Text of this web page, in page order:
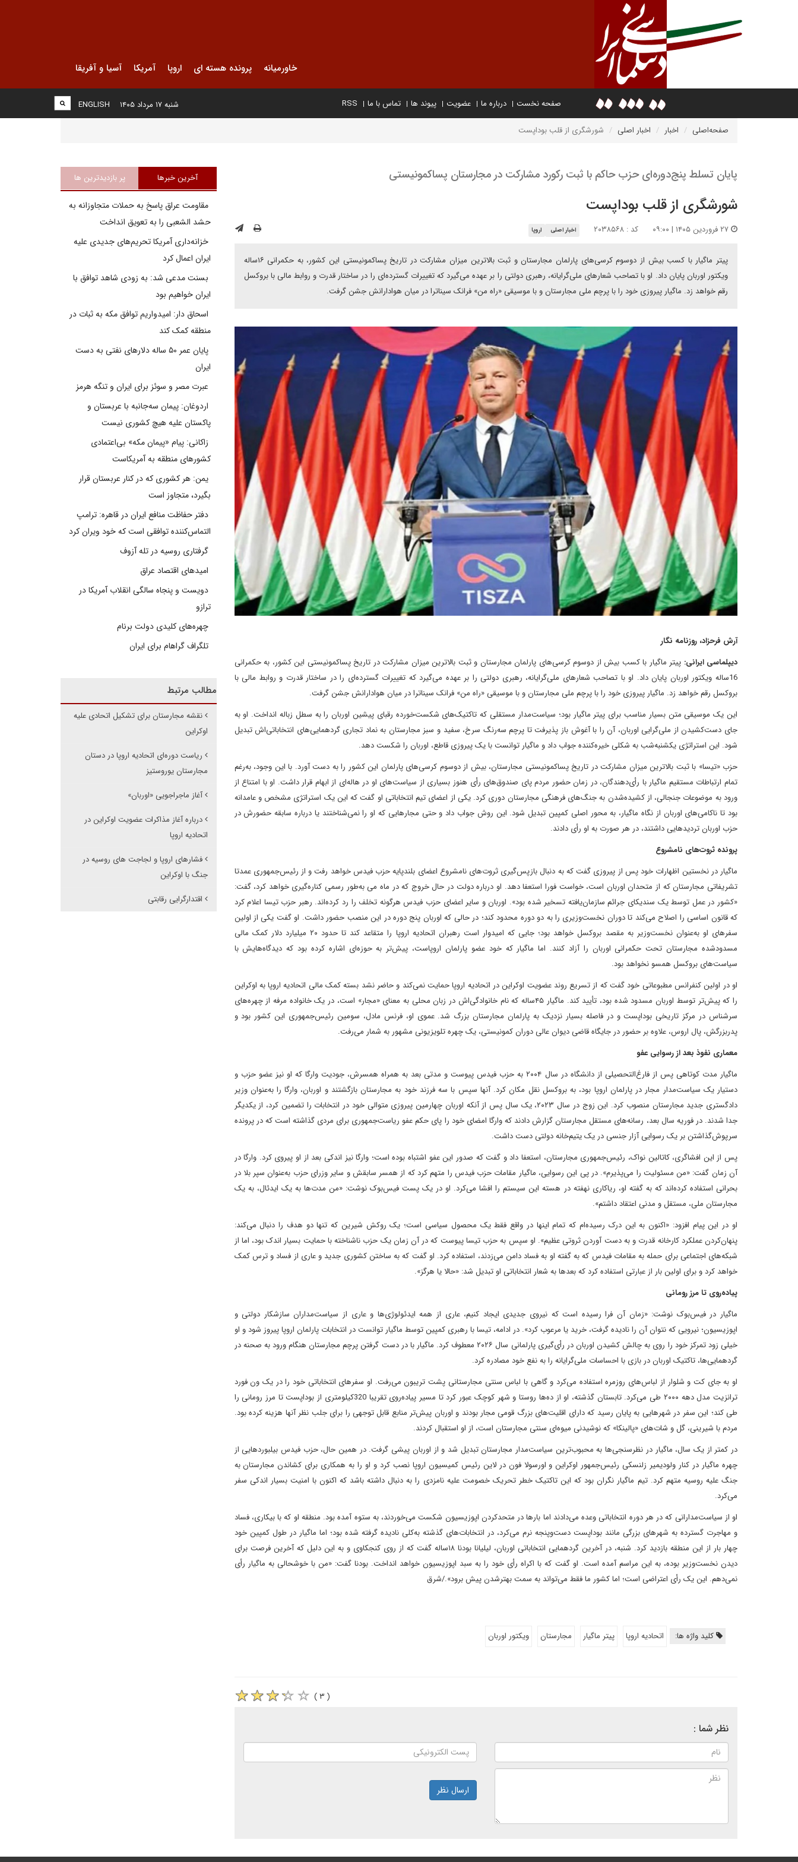
خاورمیانه پرونده هسته ای اروپا آمریکا آسیا و آفریقا
صفحه نخست درباره ما عضویت پیوند ها تماس با ما RSS
ENGLISH شنبه ۱۷ مرداد ۱۴۰۵
صفحه‌اصلی اخبار اخبار اصلی شورشگری از قلب بوداپست
پایان تسلط پنج‌دوره‌ای حزب حاکم با ثبت رکورد مشارکت در مجارستان پسا‌کمونیستی
شورشگری از قلب بوداپست
کد : ۲۰۳۸۵۶۸ اخبار اصلی اروپا
پیتر ماگیار با کسب بیش از دو‌سوم کرسی‌های پارلمان مجارستان و ثبت بالاترین میزان مشارکت در تاریخ پسا‌کمونیستی این کشور، به حکمرانی ۱۶ساله
ویکتور اوربان پایان داد. او با تصاحب شعارهای ملی‌گرایانه، رهبری دولتی را بر عهده می‌گیرد که تغییرات گسترده‌ای را در ساختار قدرت و روابط مالی با بروکسل
رقم خواهد زد. ماگیار پیروزی خود را با پرچم ملی مجارستان و با موسیقی «راه من» فرانک سیناترا در میان هوادارانش جشن گرفت.
آرش فرحزاد، روزنامه نگار
دیپلماسی ایرانی: پیتر ماگیار با کسب بیش از دو‌سوم کرسی‌های پارلمان مجارستان و ثبت بالاترین میزان مشارکت در تاریخ پسا‌کمونیستی این کشور، به حکمرانی
16ساله ویکتور اوربان پایان داد. او با تصاحب شعارهای ملی‌گرایانه، رهبری دولتی را بر عهده می‌گیرد که تغییرات گسترده‌ای را در ساختار قدرت و روابط مالی با
بروکسل رقم خواهد زد. ماگیار پیروزی خود را با پرچم ملی مجارستان و با موسیقی «راه من» فرانک سیناترا در میان هوادارانش جشن گرفت.
این یک موسیقی متن بسیار مناسب برای پیتر ماگیار بود؛ سیاست‌مدار مستقلی که تاکتیک‌های شکست‌خورده رقبای پیشین اوربان را به سطل زباله انداخت. او به
جای دست‌کشیدن از ملی‌گرایی اوربان، آن را با آغوش باز پذیرفت تا پرچم سه‌رنگ سرخ، سفید و سبز مجارستان به نماد تجاری گردهمایی‌های انتخاباتی‌اش تبدیل
شود. این استراتژی یکشنبه‌شب به شکلی خیره‌کننده جواب داد و ماگیار توانست با یک پیروزی قاطع، اوربان را شکست دهد.
حزب «تیسا» با ثبت بالاترین میزان مشارکت در تاریخ پسا‌کمونیستی مجارستان، بیش از دو‌سوم کرسی‌های پارلمان این کشور را به دست آورد. با این وجود، به‌رغم
تمام ارتباطات مستقیم ماگیار با رأی‌دهندگان، در زمان حضور مردم پای صندوق‌های رأی هنوز بسیاری از سیاست‌های او در هاله‌ای از ابهام قرار داشت. او با امتناع از
ورود به موضوعات جنجالی، از کشیده‌شدن به جنگ‌های فرهنگی مجارستان دوری کرد. یکی از اعضای تیم انتخاباتی او گفت که این یک استراتژی مشخص و عامدانه
بود تا ناکامی‌های اوربان از نگاه ماگیار، به محور اصلی کمپین تبدیل شود. این روش جواب داد و حتی مجارهایی که او را نمی‌شناختند یا درباره سابقه حضورش در
حزب اوربان تردیدهایی داشتند، در هر صورت به او رأی دادند.
پرونده ثروت‌های نامشروع
ماگیار در نخستین اظهارات خود پس از پیروزی گفت که به دنبال بازپس‌گیری ثروت‌های نامشروع اعضای بلندپایه حزب فیدس خواهد رفت و از رئیس‌جمهوری عمدتا
تشریفاتی مجارستان که از متحدان اوربان است، خواست فورا استعفا دهد. او درباره دولت در حال خروج که در ماه می‌ به‌‌طور رسمی کناره‌گیری خواهد کرد، گفت:
«کشور در عمل توسط یک سندیکای جرائم سازمان‌یافته تسخیر شده بود». اوربان و سایر اعضای حزب فیدس هرگونه تخلف را رد کرده‌اند. رهبر حزب تیسا اعلام کرد
که قانون اساسی را اصلاح می‌کند تا دوران نخست‌وزیری را به دو دوره محدود کند؛ در حالی که اوربان پنج دوره در این منصب حضور داشت. او گفت یکی از اولین
سفرهای او به‌عنوان نخست‌وزیر به مقصد بروکسل خواهد بود؛ جایی که امیدوار است رهبران اتحادیه اروپا را متقاعد کند تا حدود ۲۰ میلیارد دلار کمک مالی
مسدود‌شده مجارستان تحت حکمرانی اوربان را آزاد کنند. اما ماگیار که خود عضو پارلمان اروپاست، پیش‌تر به حوزه‌ای اشاره کرده بود که دیدگاه‌هایش با
سیاست‌های بروکسل همسو نخواهد بود.
او در اولین کنفرانس مطبوعاتی خود گفت که از تسریع روند عضویت اوکراین در اتحادیه اروپا حمایت نمی‌کند و حاضر نشد بسته کمک مالی اتحادیه اروپا به اوکراین
را که پیش‌تر توسط اوربان مسدود شده بود، تأیید کند. ماگیار ۴۵ساله که نام خانوادگی‌اش در زبان محلی به معنای «مجار» است، در یک خانواده مرفه از چهره‌های
سرشناس در مرکز تاریخی بوداپست و در فاصله بسیار نزدیک به پارلمان مجارستان بزرگ شد. عموی او، فرنس مادل، سومین رئیس‌جمهوری این کشور بود و
پدربزرگش، پال اروس، علاوه بر حضور در جایگاه قاضی دیوان عالی دوران کمونیستی، یک چهره تلویزیونی مشهور به شمار می‌رفت.
معماری نفوذ بعد از رسوایی عفو
ماگیار مدت کوتاهی پس از فارغ‌التحصیلی از دانشگاه در سال ۲۰۰۴ به حزب فیدس پیوست و مدتی بعد به همراه همسرش، جودیت وارگا که او نیز عضو حزب و
دستیار یک سیاست‌مدار مجار در پارلمان اروپا بود، به بروکسل نقل مکان کرد. آنها سپس با سه فرزند خود به مجارستان بازگشتند و اوربان، وارگا را به‌عنوان وزیر
دادگستری جدید مجارستان منصوب کرد. این زوج در سال ۲۰۲۳، یک سال پس از آنکه اوربان چهارمین پیروزی متوالی خود در انتخابات را تضمین کرد، از یکدیگر
جدا شدند. در فوریه سال بعد، رسانه‌های مستقل مجارستان گزارش دادند که وارگا امضای خود را پای حکم عفو ریاست‌جمهوری برای مردی گذاشته است که در پرونده
سرپوش‌گذاشتن بر یک رسوایی آزار جنسی در یک یتیم‌خانه دولتی دست داشت.
پس از این افشاگری، کاتالین نواک، رئیس‌جمهوری مجارستان، استعفا داد و گفت که صدور این عفو اشتباه بوده است؛ وارگا نیز اندکی بعد از او پیروی کرد. وارگا در
آن زمان گفت: «من مسئولیت را می‌پذیرم». در پی این رسوایی، ماگیار مقامات حزب فیدس را متهم کرد که از همسر سابقش و سایر وزرای حزب به‌عنوان سپر بلا در
بحرانی استفاده کرده‌اند که به گفته او، ریاکاری نهفته در هسته این سیستم را افشا می‌کرد. او در یک پست فیس‌بوک نوشت: «من مدت‌ها به یک ایدئال، به یک
مجارستان ملی، مستقل و مدنی اعتقاد داشتم».
او در این پیام افزود: «اکنون به این درک رسیده‌ام که تمام اینها در واقع فقط یک محصول سیاسی است؛ یک روکش شیرین که تنها دو هدف را دنبال می‌کند:
پنهان‌کردن عملکرد کارخانه قدرت و به دست آوردن ثروتی عظیم». او سپس به حزب تیسا پیوست که در آن زمان یک حزب ناشناخته با حمایت بسیار اندک بود، اما از
شبکه‌های اجتماعی برای حمله به مقامات فیدس که به گفته او به فساد دامن می‌زدند، استفاده کرد. او گفت که به ساختن کشوری جدید و عاری از فساد و ترس کمک
خواهد کرد و برای اولین بار از عبارتی استفاده کرد که بعدها به شعار انتخاباتی او تبدیل شد: «حالا یا هرگز».
پیاده‌روی تا مرز رومانی
ماگیار در فیس‌بوک نوشت: «زمان آن فرا رسیده است که نیروی جدیدی ایجاد کنیم، عاری از همه ایدئولوژی‌ها و عاری از سیاست‌مداران سازشکار دولتی و
اپوزیسیون؛ نیرویی که نتوان آن را نادیده گرفت، خرید یا مرعوب کرد». در ادامه، تیسا با رهبری کمپین توسط ماگیار توانست در انتخابات پارلمان اروپا پیروز شود و او
خیلی زود تمرکز خود را روی به چالش کشیدن اوربان در رأی‌گیری پارلمانی سال ۲۰۲۶ معطوف کرد. ماگیار با در دست گرفتن پرچم مجارستان هنگام ورود به صحنه در
گردهمایی‌ها، تاکتیک اوربان در بازی با احساسات ملی‌گرایانه را به نفع خود مصادره کرد.
او به جای کت‌ و شلوار از لباس‌های روزمره استفاده می‌کرد و گاهی با لباس سنتی مجارستانی پشت تریبون می‌رفت. او سفرهای انتخاباتی خود را در یک ون فورد
ترانزیت مدل دهه ۲۰۰۰ طی می‌کرد. تابستان گذشته، او از ده‌ها روستا و شهر کوچک عبور کرد تا مسیر پیاده‌روی تقریبا 320‌کیلومتری از بوداپست تا مرز رومانی را
طی کند؛ این سفر در شهرهایی به پایان رسید که دارای اقلیت‌های بزرگ قومی مجار بودند و اوربان پیش‌تر منابع قابل ‌توجهی را برای جلب نظر آنها هزینه کرده بود.
مردم با شیرینی، گل و شات‌های «پالینکا» که نوشیدنی میوه‌ای سنتی مجارستان است، از او استقبال کردند.
در کمتر از یک سال، ماگیار در نظرسنجی‌ها به محبوب‌ترین سیاست‌مدار مجارستان تبدیل شد و از اوربان پیشی گرفت. در همین حال، حزب فیدس بیلبوردهایی از
چهره ماگیار در کنار ولودیمیر زلنسکی رئیس‌جمهور اوکراین و اورسولا فون در لاین رئیس کمیسیون اروپا نصب کرد و او را به همکاری برای کشاندن مجارستان به
جنگ علیه روسیه متهم کرد. تیم ماگیار نگران بود که این تاکتیک خطر تحریک خصومت علیه نامزدی را به دنبال داشته باشد که اکنون با امنیت بسیار اندکی سفر
می‌کرد.
او از سیاست‌مدارانی که در هر دوره انتخاباتی وعده می‌دادند اما بارها در متحدکردن اپوزیسیون شکست می‌خوردند، به ستوه آمده بود. منطقه او که با بیکاری، فساد
و مهاجرت گسترده به شهرهای بزرگی مانند بوداپست دست‌وپنجه نرم می‌کرد، در انتخابات‌های گذشته به‌کلی نادیده گرفته شده بود؛ اما ماگیار در طول کمپین خود
چهار بار از این منطقه بازدید کرد. شنبه، در آخرین گردهمایی انتخاباتی اوربان، لیلیانا بودنا ۱۸ساله گفت که از روی کنجکاوی و به این دلیل که آخرین فرصت برای
دیدن نخست‌وزیر بوده، به این مراسم آمده است. او گفت که با اکراه رأی خود را به سبد اپوزیسیون خواهد انداخت. بودنا گفت: «من با خوشحالی به ماگیار رأی
نمی‌دهم. این یک رأی اعتراضی است؛ اما کشور ما فقط می‌تواند به سمت بهترشدن پیش برود»./شرق
کلید واژه ها: اتحادیه اروپا پیتر ماگیار مجارستان ویکتور اوربان
( ۳ )
نظر شما :
ارسال نظر
آخرین خبرها پر بازدیدترین ها
مقاومت عراق پاسخ به حملات متجاوزانه به
حشد الشعبی را به تعویق انداخت
خزانه‌داری آمریکا تحریم‌های جدیدی علیه
ایران اعمال کرد
بسنت مدعی شد: به زودی شاهد توافق با
ایران خواهیم بود
اسحاق دار: امیدواریم توافق مکه به ثبات در
منطقه کمک کند
پایان عمر ۵۰ ساله دلارهای نفتی به دست
ایران
عبرت مصر و سوئز برای ایران و تنگه هرمز
اردوغان: پیمان سه‌جانبه با عربستان و
پاکستان علیه هیچ کشوری نیست
زاکانی: پیام «پیمان مکه» بی‌اعتمادی
کشورهای منطقه به آمریکاست
یمن: هر کشوری که در کنار عربستان قرار
بگیرد، متجاوز است
دفتر حفاظت منافع ایران در قاهره: ترامپ
التماس‌کننده توافقی است که خود ویران کرد
گرفتاری روسیه در تله آزوف
امیدهای اقتصاد عراق
دویست و پنجاه سالگی انقلاب آمریکا در
ترازو
چهره‌های کلیدی دولت برنام
تلگراف گراهام برای ایران
مطالب مرتبط
نقشه مجارستان برای تشکیل اتحادی علیه
اوکراین
ریاست دوره‌ای اتحادیه اروپا در دستان
مجارستان یوروستیز
آغاز ماجراجویی «اوربان»
درباره آغاز مذاکرات عضویت اوکراین در
اتحادیه اروپا
فشارهای اروپا و لجاجت های روسیه در
جنگ با اوکراین
اقتدارگرایی رقابتی